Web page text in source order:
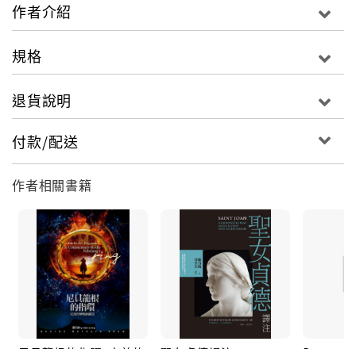
片《窈窕淑女》(My Fair Lady)，亦是改編自他擔任劇
英雙語的精闢語句，談社會政治、貧富問題、理性思
考、教育方式等……呈現一個理性的靈魂如何用最幽
默、但也最深刻的文字，闡述他對知識、社會與世界的
觀察。
作者介紹
規格
退貨說明
付款/配送
作者相關書籍